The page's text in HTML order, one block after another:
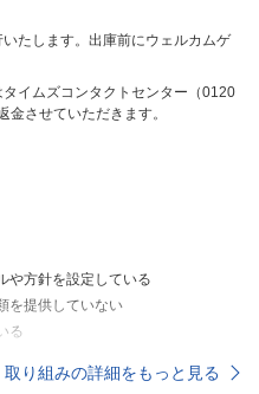
たします。出庫前にウェルカムゲ
イムズコンタクトセンター（0120
させていただきます。
や方針を設定している
を提供していない
る
取り組みの詳細をもっと見る